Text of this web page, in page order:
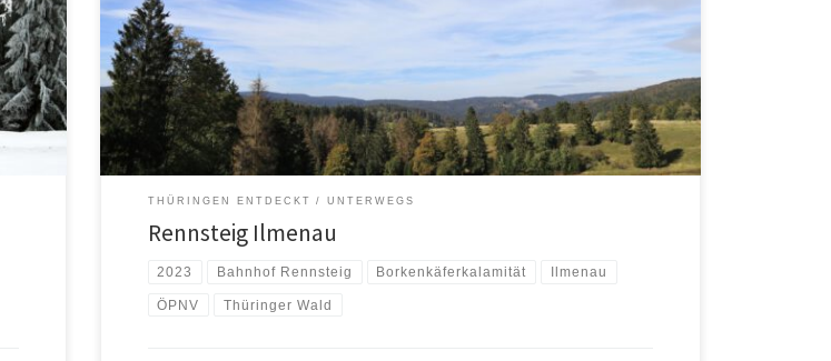
THÜRINGEN ENTDECKT UNTERWEGS
Rennsteig Ilmenau
2023 Bahnhof Rennsteig Borkenkäferkalamität Ilmenau
ÖPNV Thüringer Wald